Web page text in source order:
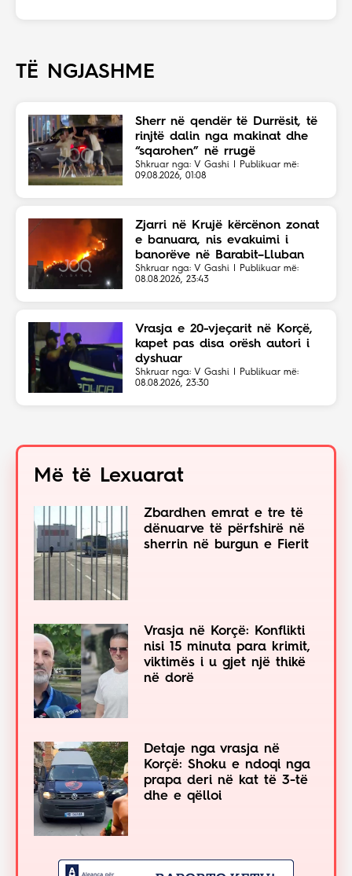
TË NGJASHME
Sherr në qendër të Durrësit, të
rinjtë dalin nga makinat dhe
“sqarohen” në rrugë
Shkruar nga: V Gashi | Publikuar më:
09.08.2026, 01:08
Zjarri në Krujë kërcënon zonat
e banuara, nis evakuimi i
banorëve në Barabit–Lluban
Shkruar nga: V Gashi | Publikuar më:
08.08.2026, 23:43
Vrasja e 20-vjeçarit në Korçë,
kapet pas disa orësh autori i
dyshuar
Shkruar nga: V Gashi | Publikuar më:
08.08.2026, 23:30
Më të Lexuarat
Zbardhen emrat e tre të
dënuarve të përfshirë në
sherrin në burgun e Fierit
Vrasja në Korçë: Konflikti
nisi 15 minuta para krimit,
viktimës i u gjet një thikë
në dorë
Detaje nga vrasja në
Korçë: Shoku e ndoqi nga
prapa deri në kat të 3-të
dhe e qëlloi